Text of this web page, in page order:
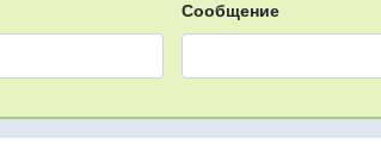
Сообщение